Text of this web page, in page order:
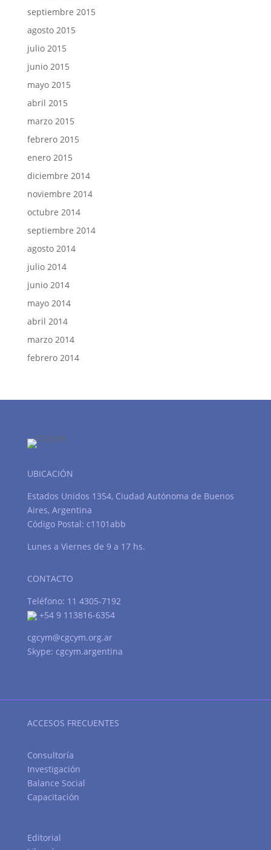
septiembre 2015
agosto 2015
julio 2015
junio 2015
mayo 2015
abril 2015
marzo 2015
febrero 2015
enero 2015
diciembre 2014
noviembre 2014
octubre 2014
septiembre 2014
agosto 2014
julio 2014
junio 2014
mayo 2014
abril 2014
marzo 2014
febrero 2014
UBICACIÓN
Estados Unidos 1354, Ciudad Autónoma de Buenos
Aires, Argentina
Código Postal: c1101abb
Lunes a Viernes de 9 a 17 hs.
CONTACTO
Teléfono: 11 4305-7192
+54 9 113816-6354
cgcym@cgcym.org.ar
Skype: cgcym.argentina
ACCESOS FRECUENTES
Consultoría
Investigación
Balance Social
Capacitación
Editorial